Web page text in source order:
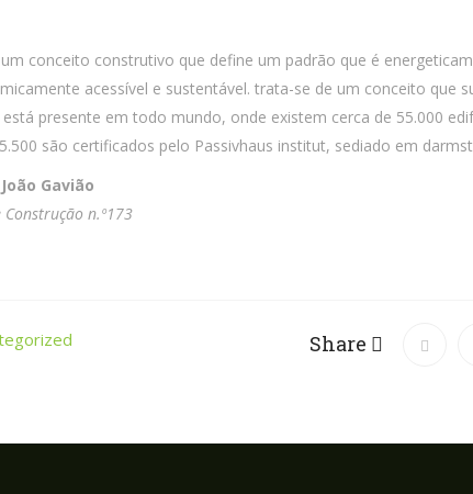
conceito construtivo que define um padrão que é
acessível e sustentável. trata-se de um conceito que
presente em todo mundo, onde existem cerca de 55.000
são certificados pelo Passivhaus institut, sediado em
Gavião
n.º173
Share